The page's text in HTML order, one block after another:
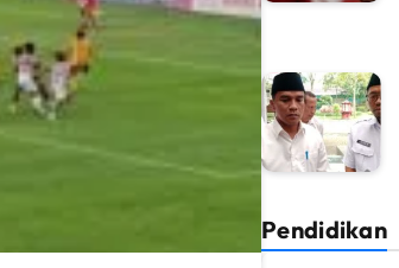
Pendidikan